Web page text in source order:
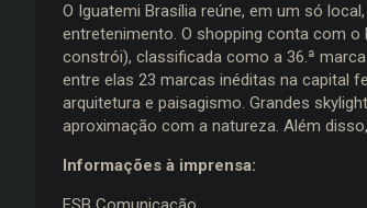
O Iguatemi Brasília reúne, em um só
entretenimento. O shopping conta com o
constrói), classificada como a 36.ª
entre elas 23 marcas inéditas na capital
arquitetura e paisagismo. Grandes
aproximação com a natureza. Além
Informações à imprensa: